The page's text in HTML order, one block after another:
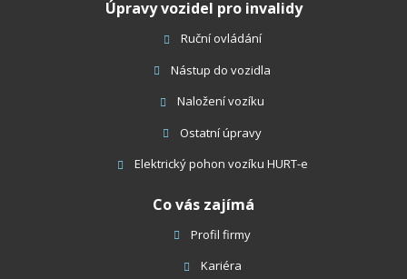
Úpravy vozidel pro invalidy
Ruční ovládání
Nástup do vozidla
Naložení vozíku
Ostatní úpravy
Elektrický pohon vozíku HURT-e
Co vás zajímá
Profil firmy
Kariéra